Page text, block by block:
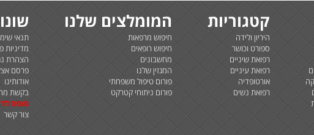
קטגוריות
היריון ולידה
ספורט וכושר
רפואת שיניים
רפואת עיניים
אורטופדיה
רפואת נשים
המומלצים שלנו
חיפוש מרפאות
חיפוש רופאים
מחשבונים
המגזין שלנו
פורום טיפול משפחתי
פורום ניתוחי קטרקט
תנאי
מדיניות
הצהרת
פרסם
אודותינו
בקשת
טופס
צור קשר